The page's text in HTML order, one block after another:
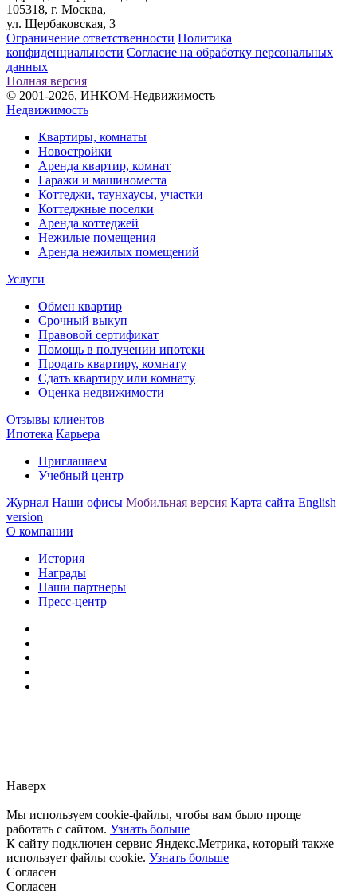
105318, г. Москва,
ул. Щербаковская, 3
Ограничение ответственности Политика
конфиденциальности Согласие на обработку персональных
данных
Полная версия
© 2001-2026, ИНКОМ-Недвижимость
Недвижимость
Квартиры, комнаты
Новостройки
Аренда квартир, комнат
Гаражи и машиноместа
Коттеджи, таунхаусы, участки
Коттеджные поселки
Аренда коттеджей
Нежилые помещения
Аренда нежилых помещений
Услуги
Обмен квартир
Срочный выкуп
Правовой сертификат
Помощь в получении ипотеки
Продать квартиру, комнату
Сдать квартиру или комнату
Оценка недвижимости
Отзывы клиентов
Ипотека Карьера
Приглашаем
Учебный центр
Журнал Наши офисы Мобильная версия Карта сайта English
version
О компании
История
Награды
Наши партнеры
Пресс-центр
Наверх
Мы используем cookie-файлы, чтобы вам было проще
работать с сайтом. Узнать больше
К сайту подключен сервис Яндекс.Метрика, который также
использует файлы cookie. Узнать больше
Согласен
Согласен